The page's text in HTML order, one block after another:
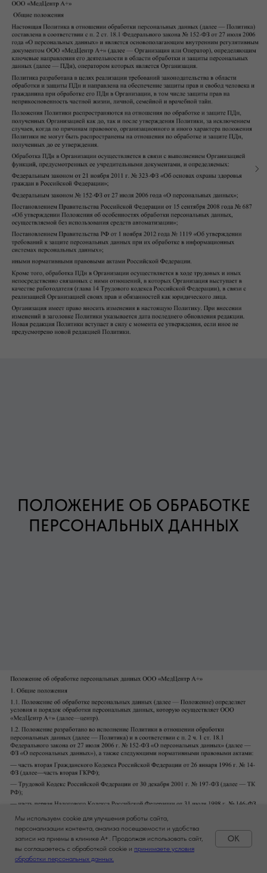
ПОЛОЖЕНИЕ ОБ ОБРАБОТКЕ
ПЕРСОНАЛЬНЫХ ДАННЫХ
Мы используем cookie для улучшения работы сайта,
персонализации контента, анализа посещаемости и удобства
записи на приемы в клинике A+. Продолжая использовать сайт,
вы соглашаетесь с обработкой cookie и принимаете условия
обработки персональных данных.
OK
Задать вопрос